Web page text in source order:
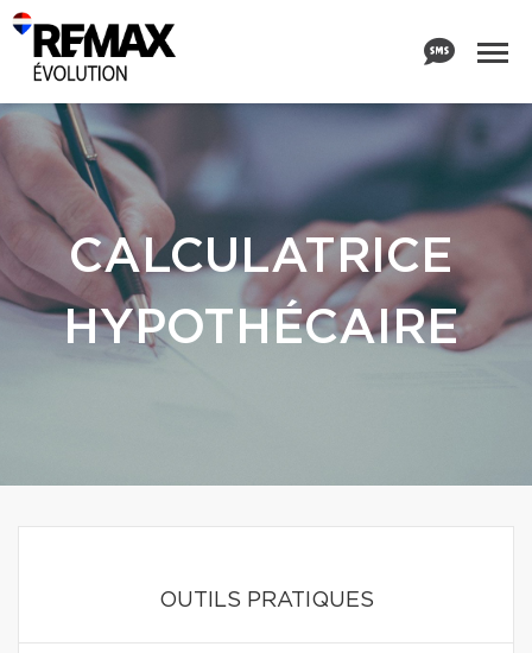
CALCULATRICE
HYPOTHÉCAIRE
OUTILS PRATIQUES